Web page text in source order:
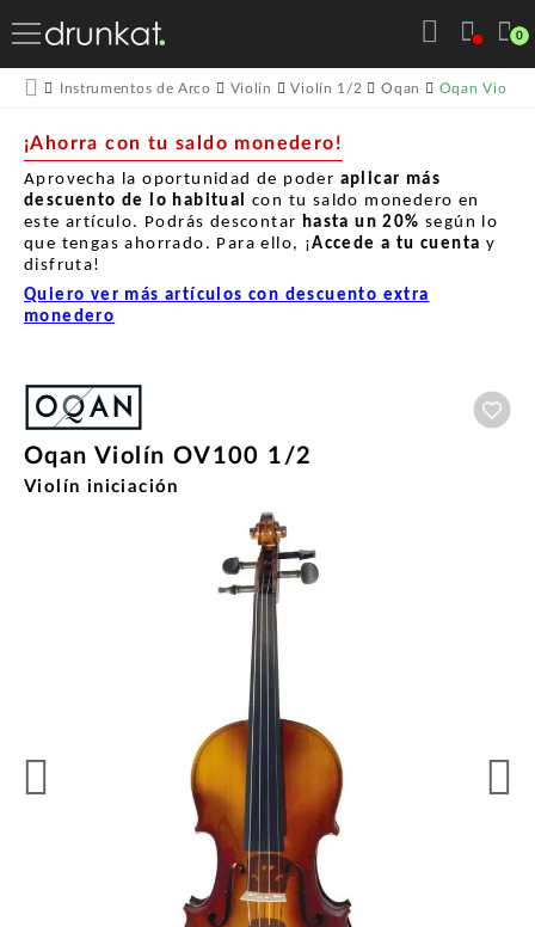
0
Instrumentos de Arco Violín Violín 1/2 Oqan Oqan Violín
¡Ahorra con tu saldo monedero!
Aprovecha la oportunidad de poder aplicar más
descuento de lo habitual con tu saldo monedero en
este artículo. Podrás descontar hasta un 20% según lo
que tengas ahorrado. Para ello, ¡Accede a tu cuenta y
disfruta!
Quiero ver más artículos con descuento extra
monedero
Oqan Violín OV100 1/2
Violín iniciación